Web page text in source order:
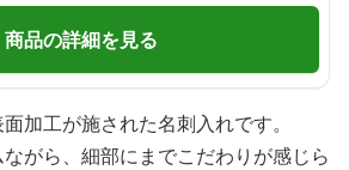
商品の詳細を見る
加工が施された名刺入れです。
がら、細部にまでこだわりが感じら